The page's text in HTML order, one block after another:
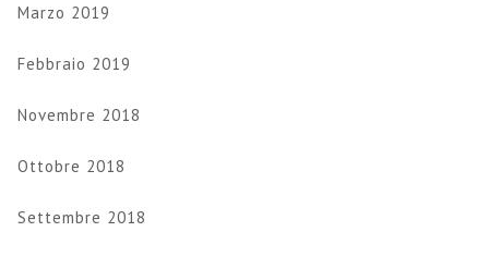
Marzo 2019
Febbraio 2019
Novembre 2018
Ottobre 2018
Settembre 2018